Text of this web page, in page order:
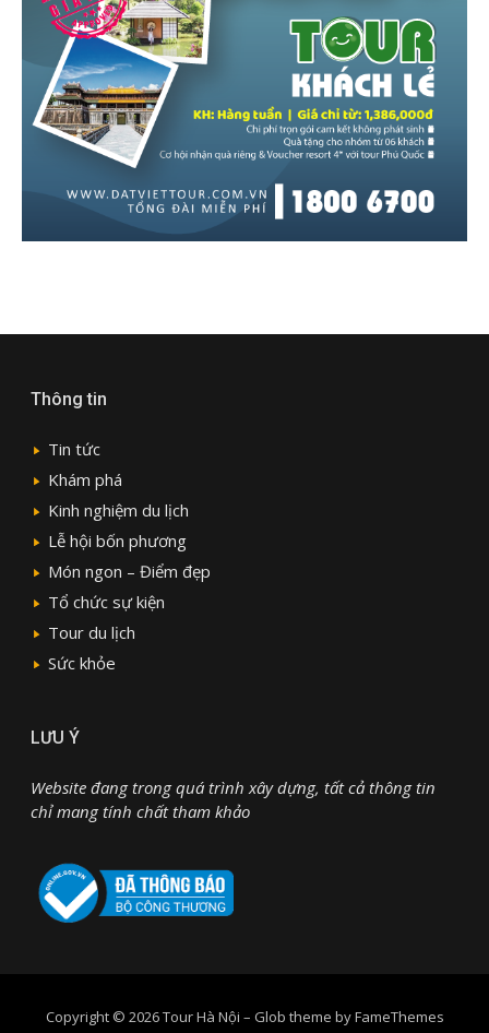
Thông tin
Tin tức
Khám phá
Kinh nghiệm du lịch
Lễ hội bốn phương
Món ngon – Điểm đẹp
Tổ chức sự kiện
Tour du lịch
Sức khỏe
LƯU Ý
Website đang trong quá trình xây dựng, tất cả thông tin
chỉ mang tính chất tham khảo
Copyright © 2026 Tour Hà Nội – Glob theme byFameThemes